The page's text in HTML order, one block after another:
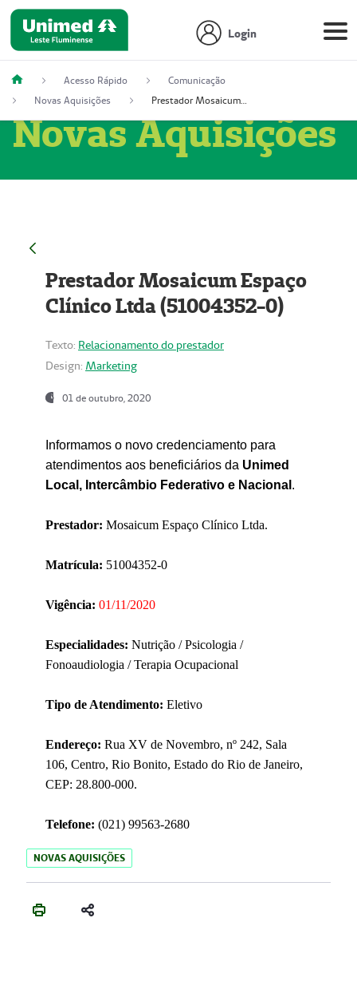
Login
Acesso Rápido
Comunicação
Novas Aquisições
Prestador Mosaicum Espaço Clínico Ltda (51004352-0)
Novas Aquisições
Prestador Mosaicum Espaço
Clínico Ltda (51004352-0)
Texto: Relacionamento do prestador
Design: Marketing
01 de outubro, 2020
Informamos o novo credenciamento para
atendimentos aos beneficiários da Unimed
Local, Intercâmbio Federativo e Nacional .
Prestador: Mosaicum Espaço Clínico Ltda.
Matrícula: 51004352-0
Vigência: 01/11/2020
Especialidades: Nutrição / Psicologia /
Fonoaudiologia / Terapia Ocupacional
Tipo de Atendimento: Eletivo
Endereço: Rua XV de Novembro, nº 242, Sala
106, Centro, Rio Bonito, Estado do Rio de Janeiro,
CEP: 28.800-000.
Telefone: (021) 99563-2680
NOVAS AQUISIÇÕES